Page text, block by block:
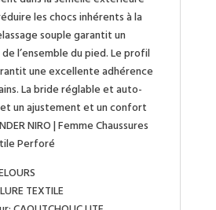
les chocs inhérents à la
souple garantit un
l’ensemble du pied. Le profil
une excellente adhérence
La bride réglable et auto-
un ajustement et un confort
NIRO | Femme Chaussures
Perforé
TEXTILE